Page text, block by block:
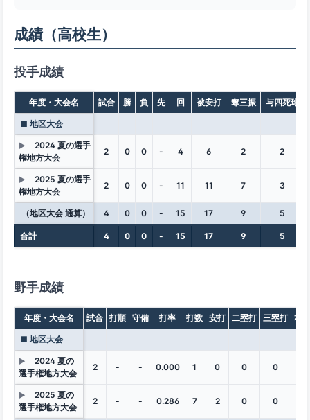
成績（高校生）
投手成績
年度・大会名 試合 勝 負 先 回 被安打 奪三振 与四死球
■ 地区大会
▶
2024 夏の選手
権地方大会
2 0 0 - 4 6 2 2
▶
2025 夏の選手
権地方大会
2 0 0 - 11 11 7 3
（地区大会 通算） 4 0 0 - 15 17 9 5
合計 4 0 0 - 15 17 9 5
野手成績
年度・大会名 試合 打順 守備 打率 打数 安打 二塁打 三塁打 本
■ 地区大会
▶
2024 夏の
選手権地方大会
2 - - 0.000 1 0 0 0
▶
2025 夏の
選手権地方大会
2 - - 0.286 7 2 0 0